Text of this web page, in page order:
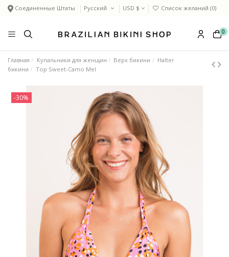
Соединенные Штаты Русский USD $ Список желаний (0)
0
Главная Купальники для женщин Верх бикини
Halter
бикини
Top Sweet-Camo Mel
-30%